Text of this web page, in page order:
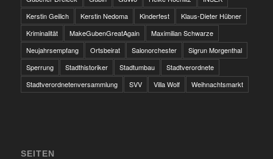
Kerstin Geilich
Kerstin Nedoma Kinderfest
Klaus-Dieter Hübner
Kriminalität
MakeGubenGreatAgain
Maximilian Schwarze
Neujahrsempfang
Ortsbeirat Salonorchester
Sigrun Morgenthal
Sperrung
Stadthistoriker Stadtumbau
Stadtverordnete
Stadtverordnetenversammlung
SVV Villa Wolf Weihnachtsmarkt
SEITEN